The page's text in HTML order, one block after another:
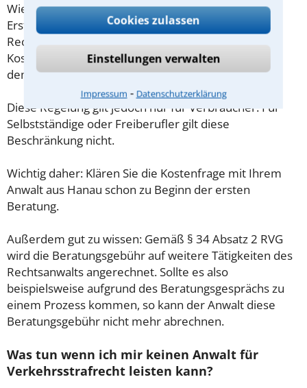
Cookies zulassen
Einstellungen verwalten
Impressum ⁃ Datenschutzerklärung
Wieviel ein Rechtsanwalt in Hanau für eine
Erstberatung verlangen darf, ist in §34 des
Rechtsanwaltsvergütungsgesetz (RVG) geregelt. Die
Kosten für das erste Beratungsgespräch betragen
demnach maximal 190,00 € zzgl. MwSt.
Diese Regelung gilt jedoch nur für Verbraucher. Für
Selbstständige oder Freiberufler gilt diese
Beschränkung nicht.
Wichtig daher: Klären Sie die Kostenfrage mit Ihrem
Anwalt aus Hanau schon zu Beginn der ersten
Beratung.
Außerdem gut zu wissen: Gemäß § 34 Absatz 2 RVG
wird die Beratungsgebühr auf weitere Tätigkeiten des
Rechtsanwalts angerechnet. Sollte es also
beispielsweise aufgrund des Beratungsgesprächs zu
einem Prozess kommen, so kann der Anwalt diese
Beratungsgebühr nicht mehr abrechnen.
Was tun wenn ich mir keinen Anwalt für
Verkehrsstrafrecht leisten kann?